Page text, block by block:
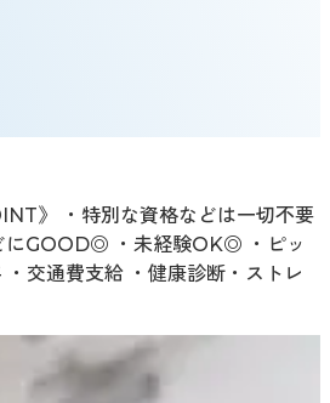
》 ・特別な資格などは一切不要
にGOOD◎ ・未経験OK◎ ・ピッ
交通費支給 ・健康診断・ストレ